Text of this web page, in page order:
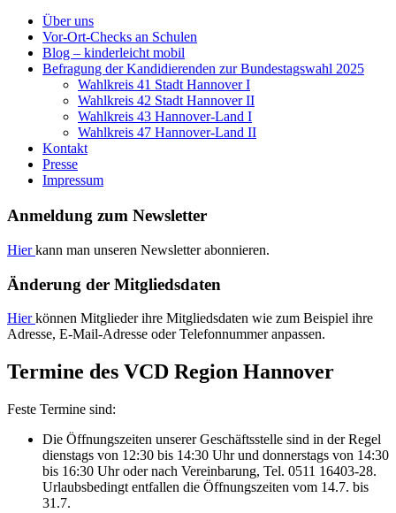
Über uns
Vor-Ort-Checks an Schulen
Blog – kinderleicht mobil
Befragung der Kandidierenden zur Bundestagswahl 2025
Wahlkreis 41 Stadt Hannover I
Wahlkreis 42 Stadt Hannover II
Wahlkreis 43 Hannover-Land I
Wahlkreis 47 Hannover-Land II
Kontakt
Presse
Impressum
Anmeldung zum Newsletter
Hierkann man unseren Newsletter abonnieren.
Änderung der Mitgliedsdaten
Hierkönnen Mitglieder ihre Mitgliedsdaten wie zum Beispiel ihre
Adresse, E-Mail-Adresse oder Telefonnummer anpassen.
Termine des VCD Region Hannover
Feste Termine sind:
Die Öffnungszeiten unserer Geschäftsstelle sind in der Regel
dienstags von 12:30 bis 14:30 Uhr und donnerstags von 14:30
bis 16:30 Uhr oder nach Vereinbarung, Tel. 0511 16403-28.
Urlaubsbedingt entfallen die Öffnungszeiten vom 14.7. bis
31.7.